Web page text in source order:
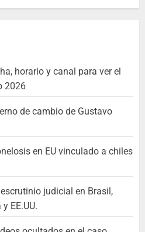
horario y canal para ver el
2026
de cambio de Gustavo
en EU vinculado a chiles
judicial en Brasil,
EE.UU.